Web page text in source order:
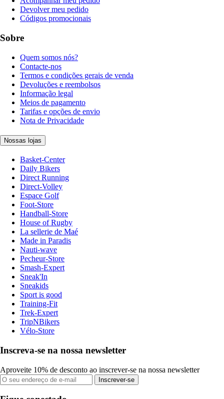
Devolver meu pedido
Códigos promocionais
Sobre
Quem somos nós?
Contacte-nos
Termos e condições gerais de venda
Devoluções e reembolsos
Informação legal
Meios de pagamento
Tarifas e opções de envio
Nota de Privacidade
Nossas lojas
Basket-Center
Daily Bikers
Direct Running
Direct-Volley
Espace Golf
Foot-Store
Handball-Store
House of Rugby
La sellerie de Maé
Made in Paradis
Nauti-wave
Pecheur-Store
Smash-Expert
Sneak'In
Sneakids
Sport is good
Training-Fit
Trek-Expert
TripNBikers
Vélo-Store
Inscreva-se na nossa newsletter
Aproveite 10% de desconto ao inscrever-se na nossa newsletter
Inscrever-se